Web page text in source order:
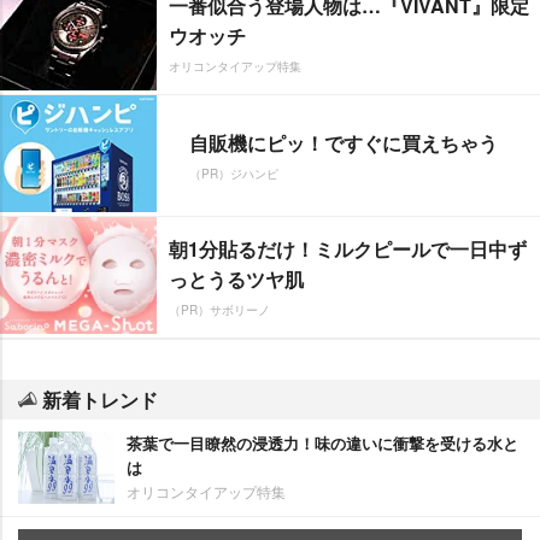
ウオッチ
オリコンタイアップ特集
自販機にピッ！ですぐに買えちゃう
（PR）ジハンピ
朝1分貼るだけ！ミルクピールで一日中ず
っとうるツヤ肌
（PR）サボリーノ
新着トレンド
茶葉で一目瞭然の浸透力！味の違いに衝撃を受ける水と
は
オリコンタイアップ特集